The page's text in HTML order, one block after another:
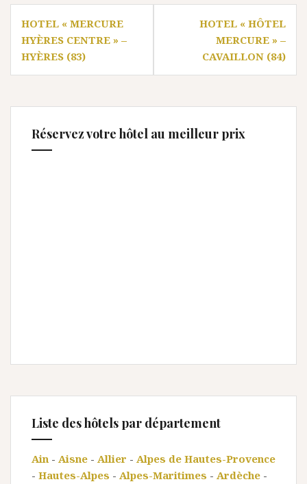
Navigation
de
l’article
HOTEL « MERCURE
HYÈRES CENTRE » –
HYÈRES (83)
HOTEL « HÔTEL
MERCURE » –
CAVAILLON (84)
Réservez votre hôtel au meilleur prix
Liste des hôtels par département
Ain - Aisne - Allier - Alpes de Hautes-Provence
- Hautes-Alpes - Alpes-Maritimes - Ardèche -